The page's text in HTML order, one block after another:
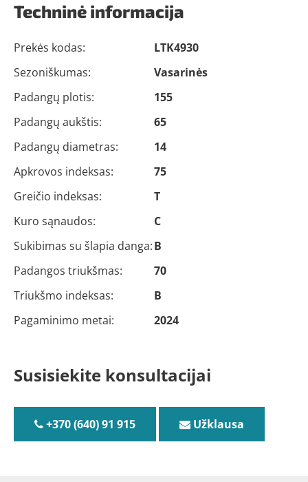
Techninė informacija
Prekės kodas:
LTK4930
Sezoniškumas:
Vasarinės
Padangų plotis:
155
Padangų aukštis:
65
Padangų diametras:
14
Apkrovos indeksas:
75
Greičio indeksas:
T
Kuro sąnaudos:
C
Sukibimas su šlapia danga:B
Padangos triukšmas:
70
Triukšmo indeksas:
B
Pagaminimo metai:
2024
Susisiekite konsultacijai
+370 (640) 91 915 Užklausa